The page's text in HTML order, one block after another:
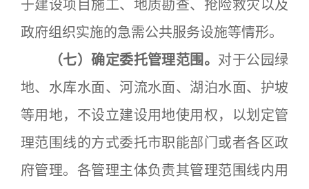
于建设项目施工、地质勘查、抢险救灾以及
政府组织实施的急需公共服务设施等情形。
（七）确定委托管理范围。 对于公园绿
地、水库水面、河流水面、湖泊水面、护坡
等用地，不设立建设用地使用权，以划定管
理范围线的方式委托市职能部门或者各区政
府管理。各管理主体负责其管理范围线内用